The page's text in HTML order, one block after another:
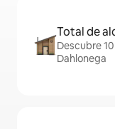
Total de
Descubre
Dahlonega